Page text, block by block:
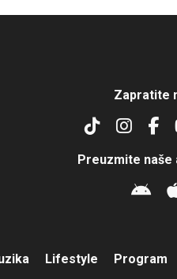
Zapratite
Preuzmite naše
Lifestyle Program